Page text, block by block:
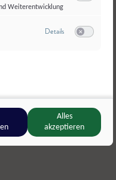
Gitti’s
Weiterentwicklung
Detailszu Meta Pixel
Alles
akzeptieren